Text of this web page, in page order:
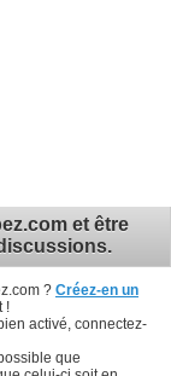
et être
? Créez-en un
!
activé, connectez-
que